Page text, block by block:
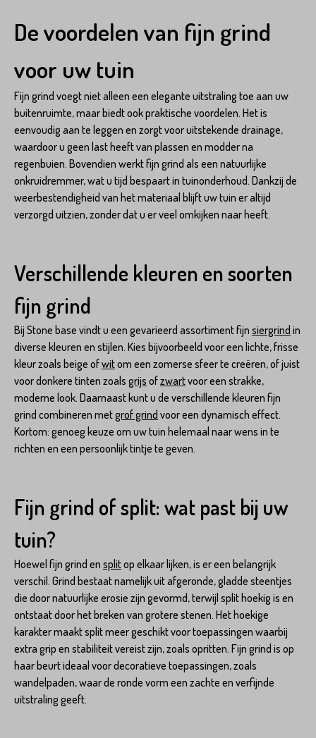
De voordelen van fijn grind
voor uw tuin
Fijn grind voegt niet alleen een elegante uitstraling toe aan uw
buitenruimte, maar biedt ook praktische voordelen. Het is
eenvoudig aan te leggen en zorgt voor uitstekende drainage,
waardoor u geen last heeft van plassen en modder na
regenbuien. Bovendien werkt fijn grind als een natuurlijke
onkruidremmer, wat u tijd bespaart in tuinonderhoud. Dankzij de
weerbestendigheid van het materiaal blijft uw tuin er altijd
verzorgd uitzien, zonder dat u er veel omkijken naar heeft.
Verschillende kleuren en soorten
fijn grind
Bij Stone base vindt u een gevarieerd assortiment fijn siergrind in
diverse kleuren en stijlen. Kies bijvoorbeeld voor een lichte, frisse
kleur zoals beige ofwitom een zomerse sfeer te creëren, of juist
voor donkere tinten zoals grijs ofzwartvoor een strakke,
moderne look. Daarnaast kunt u de verschillende kleuren fijn
grind combineren metgrof grind voor een dynamisch effect.
Kortom: genoeg keuze om uw tuin helemaal naar wens in te
richten en een persoonlijk tintje te geven.
Fijn grind of split: wat past bij uw
tuin?
Hoewel fijn grind en splitop elkaar lijken, is er een belangrijk
verschil. Grind bestaat namelijk uit afgeronde, gladde steentjes
die door natuurlijke erosie zijn gevormd, terwijl split hoekig is en
ontstaat door het breken van grotere stenen. Het hoekige
karakter maakt split meer geschikt voor toepassingen waarbij
extra grip en stabiliteit vereist zijn, zoals opritten. Fijn grind is op
haar beurt ideaal voor decoratieve toepassingen, zoals
wandelpaden, waar de ronde vorm een zachte en verfijnde
uitstraling geeft.